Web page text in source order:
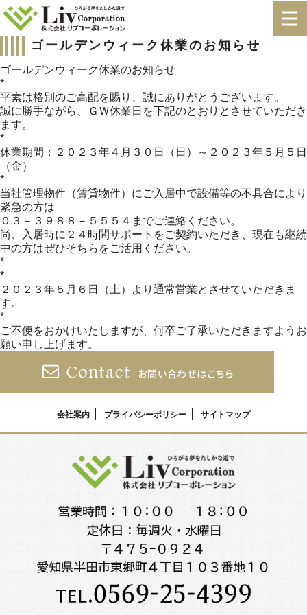
ゴールデンウィーク休業のお知らせ
ゴールデンウィーク休業のお知らせ
*
平素は格別のご高配を賜り、誠にありがとうございます。
誠に勝手ながら、ＧＷ休業日を下記のとおりとさせていただき
ます。
*
休業期間：２０２３年４月３０日（日）～２０２３年５月５日
（金）
*
当社管理物件（賃貸物件）にご入居中で設備等の不具合により
緊急の方は
０３－３９８８－５５５４までご連絡ください。
尚、入居時に２４時間サポートをご契約いただき、現在も継続
中の方はぜひそちらをご活用ください。
*
*
２０２３年５月６日（土）より通常営業とさせていただきま
す。
*
ご不便をおかけいたしますが、何卒ご了承いただきますようお
願い申し上げます。
会社案内 プライバシーポリシー サイトマップ